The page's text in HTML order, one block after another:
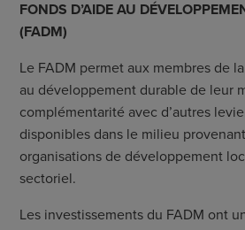
FONDS D’AIDE AU
(FADM)
Le FADM permet aux membres de
au développement durable de leur
complémentarité avec d’autres
disponibles dans le milieu
organisations de développement
sectoriel.
Les investissements du FADM ont